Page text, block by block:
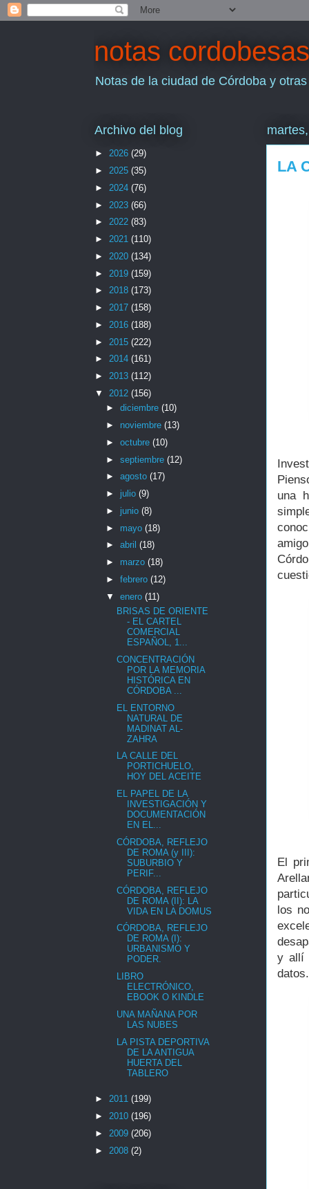
notas cordobesas
Notas de la ciudad de Córdoba y
LA
una
El
los
y allí
datos.
Archivo del blog
► 2026 (29)
► 2025 (35)
► 2024 (76)
► 2023 (66)
► 2022 (83)
► 2021 (110)
► 2020 (134)
► 2019 (159)
► 2018 (173)
► 2017 (158)
► 2016 (188)
► 2015 (222)
► 2014 (161)
► 2013 (112)
▼ 2012 (156)
► diciembre (10)
► noviembre (13)
► octubre (10)
► septiembre (12)
► agosto (17)
► julio (9)
► junio (8)
► mayo (18)
► abril (18)
► marzo (18)
► febrero (12)
▼ enero (11)
BRISAS DE ORIENTE
- EL CARTEL
COMERCIAL
ESPAÑOL, 1...
CONCENTRACIÓN
POR LA MEMORIA
HISTÓRICA EN
CÓRDOBA ...
EL ENTORNO
NATURAL DE
MADINAT AL-
ZAHRA
LA CALLE DEL
PORTICHUELO,
HOY DEL ACEITE
EL PAPEL DE LA
INVESTIGACIÓN Y
DOCUMENTACIÓN
EN EL...
CÓRDOBA, REFLEJO
DE ROMA (y III):
SUBURBIO Y
PERIF...
CÓRDOBA, REFLEJO
DE ROMA (II): LA
VIDA EN LA DOMUS
CÓRDOBA, REFLEJO
DE ROMA (I):
URBANISMO Y
PODER.
LIBRO
ELECTRÓNICO,
EBOOK O KINDLE
UNA MAÑANA POR
LAS NUBES
LA PISTA DEPORTIVA
DE LA ANTIGUA
HUERTA DEL
TABLERO
► 2011 (199)
► 2010 (196)
► 2009 (206)
► 2008 (2)